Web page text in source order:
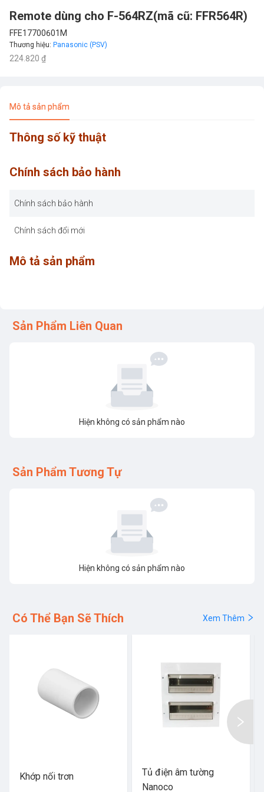
Remote dùng cho F-564RZ(mã cũ: FFR564R)
FFE17700601M
Thương hiệu: Panasonic (PSV)
224.820 ₫
Mô tả sản phẩm
Thông số kỹ thuật
Chính sách bảo hành
Chính sách bảo hành
Chính sách đổi mới
Mô tả sản phẩm
Sản Phẩm Liên Quan
Hiện không có sản phẩm nào
Sản Phẩm Tương Tự
Hiện không có sản phẩm nào
Có Thể Bạn Sẽ Thích Xem Thêm
Khớp nối trơn
Tủ điện âm tường
Nanoco